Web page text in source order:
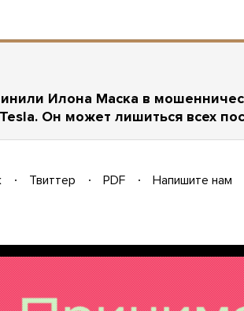
Илона Маска в
Он может лишиться всех
Твиттер PDF
Напишите нам